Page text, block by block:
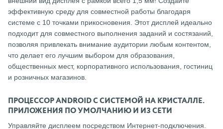
эффективную среду для совместной работы благодаря
системе с 10 точками прикосновения. Этот дисплей идеально
подходит для совместного выполнения заданий и состязаний,
позволяя привлекать внимание аудитории любым контентом,
что делает его лучшим выбором для образования,
общественных мест, корпоративного использования, гостиниц
и розничных магазинов.
ПРОЦЕССОР ANDROID С СИСТЕМОЙ НА КРИСТАЛЛЕ.
ПРИЛОЖЕНИЯ ПО УМОЛЧАНИЮ И ИЗ СЕТИ
Управляйте дисплеем посредством Интернет-подключения.